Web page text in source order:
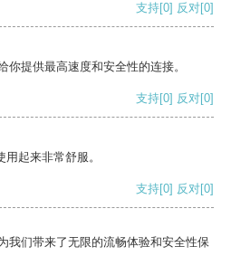
支持[0] 反对[0]
提供最高速度和安全性的连接。
支持[0] 反对[0]
起来非常舒服。
支持[0] 反对[0]
我们带来了无限的流畅体验和安全性保